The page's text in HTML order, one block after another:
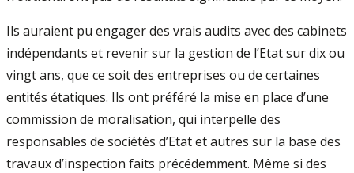
Ils auraient pu engager des vrais audits avec des cabinets
indépendants et revenir sur la gestion de l’Etat sur dix ou
vingt ans, que ce soit des entreprises ou de certaines
entités étatiques. Ils ont préféré la mise en place d’une
commission de moralisation, qui interpelle des
responsables de sociétés d’Etat et autres sur la base des
travaux d’inspection faits précédemment. Même si des